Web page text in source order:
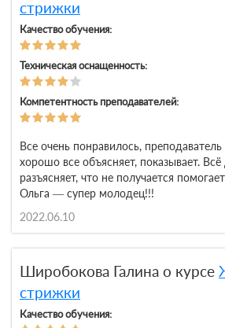
стрижки
Качество обучения:
Техническая оснащенность:
Компетентность преподавателей:
Все очень понравилось,
хорошо все объясняет, показывает.
разъясняет, что не получается
Ольга — супер молодец!!!
2022.06.10
Широбокова Галина о курсе
стрижки
Качество обучения: